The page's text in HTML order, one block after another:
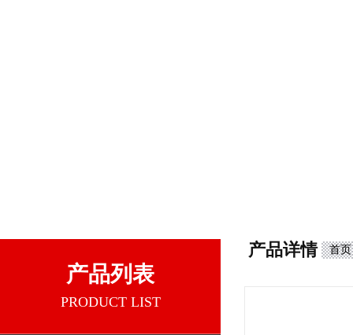
产品列表
PRODUCT LIST
产品详情 首页